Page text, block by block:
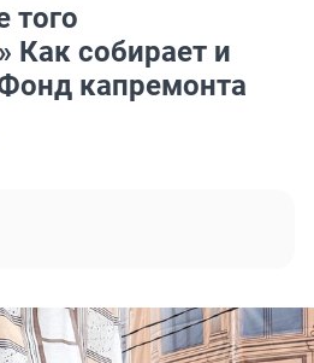
того
Как собирает и
капремонта